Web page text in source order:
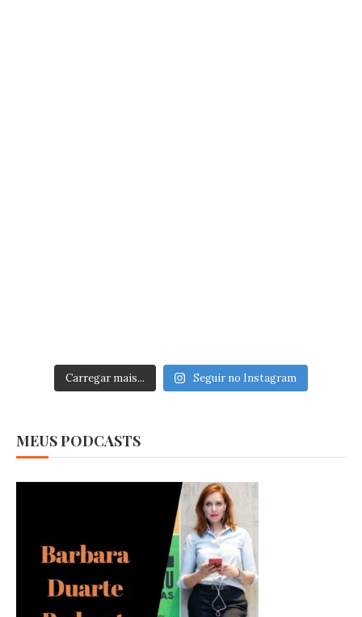
Carregar mais... Seguir no Instagram
MEUS PODCASTS